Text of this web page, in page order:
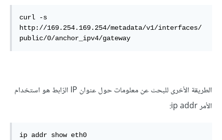
curl -s
http://169.254.169.254/metadata/v1/interfaces/
public/0/anchor_ipv4/gateway
الطريقة الأخرى للبحث عن معلومات حول عنوان IP الرّابط هو استخدام
الأمر ip addr:
ip addr show eth0